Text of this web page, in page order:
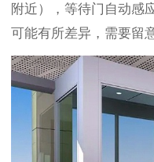
附近），等待门自动感
可能有所差异，需要留